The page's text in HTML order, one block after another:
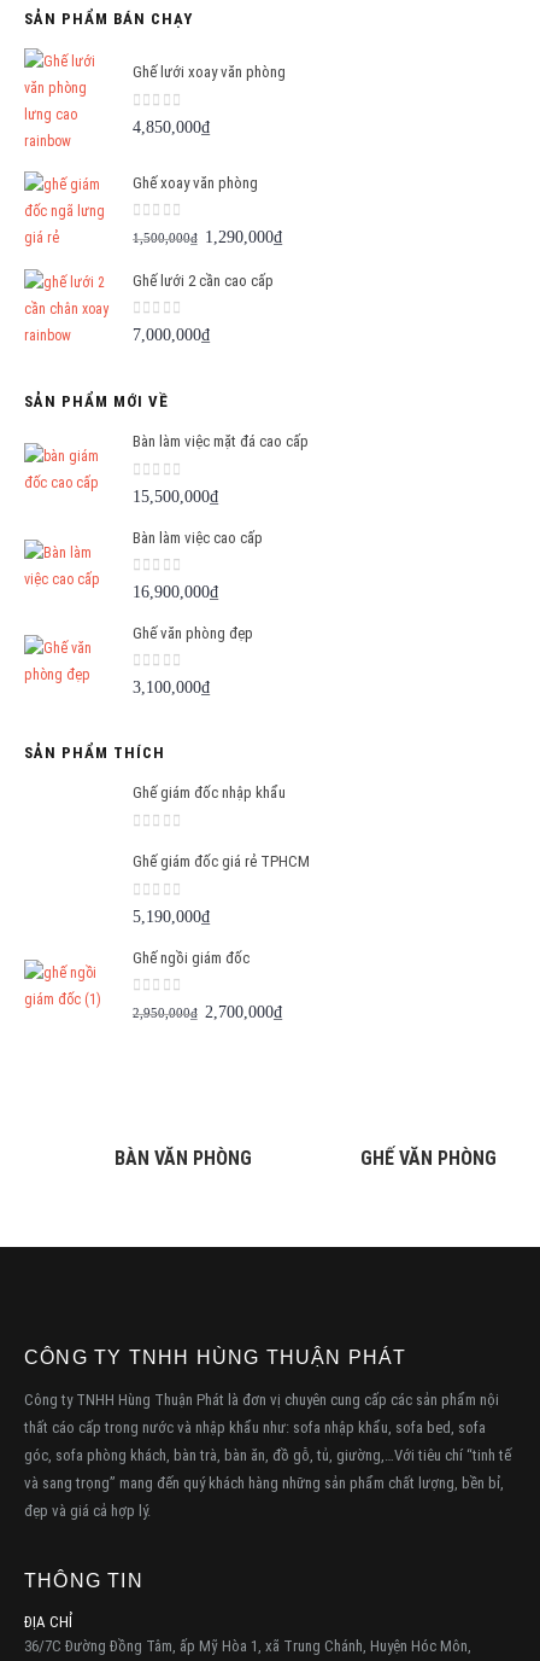
SẢN PHẨM BÁN CHẠY
Ghế lưới xoay văn phòng
0 out of 5
4,850,000₫
Ghế xoay văn phòng
0 out of 5
1,500,000₫ Giá
là:
1,290,000₫Giá
Ghế lưới 2 cần cao cấp
0 out of 5
7,000,000₫
SẢN PHẨM MỚI VỀ
Bàn làm việc mặt đá cao cấp
0 out of 5
15,500,000₫
Bàn làm việc cao cấp
0out of 5
16,900,000₫
Ghế văn phòng đẹp
0 out of 5
3,100,000₫
SẢN PHẨM THÍCH
Ghế giám đốc nhập khẩu
Ghế giám đốc giá rẻ TPHCM
0 out of 5
5,190,000₫
Ghế ngồi giám đốc
0 out of 5
2,950,000₫ Giá
2,700,000₫Giá
BÀN VĂN PHÒNG GHẾ VĂN PHÒNG
CÔNG TY TNHH HÙNG THUẬN PHÁT
Công ty TNHH Hùng Thuận Phát là đơn vị chuyên cung cấp các sản phẩm nội
thất cáo cấp trong nước và nhập khẩu như: sofa nhập khẩu, sofa bed, sofa
góc, sofa phòng khách, bàn trà, bàn ăn, đồ gỗ, tủ, giường,…Với tiêu chí “tinh tế
và sang trọng” mang đến quý khách hàng những sản phẩm chất lượng, bền bỉ,
đẹp và giá cả hợp lý.
THÔNG TIN
ĐỊA CHỈ
36/7C Đường Đồng Tâm, ấp Mỹ Hòa 1, xã Trung Chánh, Huyện Hóc Môn,